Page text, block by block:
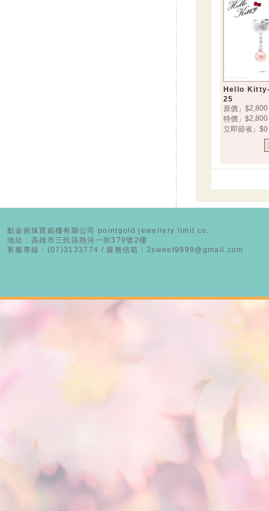
Hello Kitty-
25
原價」$2,800
特價」$2,800
立即節省」$0
點金術珠寶銀樓有限公司 pointgold jewellery limit co.
地址：高雄市三民區熱河一街379號2樓
客服專線：(07)3133774 / 服務信箱：2sweet9999@gmail.com